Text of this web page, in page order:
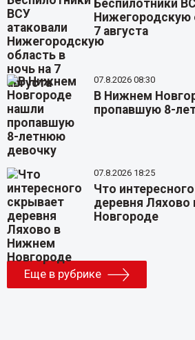
Беспилотники
Нижегородскую
7 августа
07.8.2026 08:30
В Нижнем
пропавшую 8-
07.8.2026 18:25
Что
деревня
Новгороде
Еще в рубрике